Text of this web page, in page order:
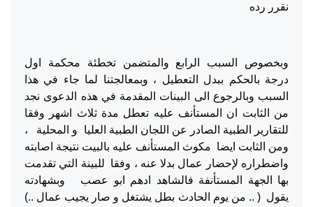
نقرر رده
وبخصوص السبب الرابع والمتضمن تخطئة محكمة اول
درجة بالحكم ببدل التعطيل ، وبمعالجتنا لما جاء في هذا
السبب وبالرجوع الى البينات المقدمة في هذه الدعوى نجد
من الثابت ان المستأنف عليه تعطل مدة ثلاث اشهر وفقا
للتقارير الطبية الصادر عن اللجان الطبية العليا و المحلية ،
ومن الثابت ايضا مكوث المستأنف عليه بالبيت نتيجة اصابته
واضطراره لإحضار عمال بدلا عنه ، وفقا للبينة التي تقدمت
بها الجهة المستأنفة فالشاهد ادهم ابو عصب وبشهادته
يقول ( .. من يوم الحادث بطل يشتغل و صار يجيب عمال ..)